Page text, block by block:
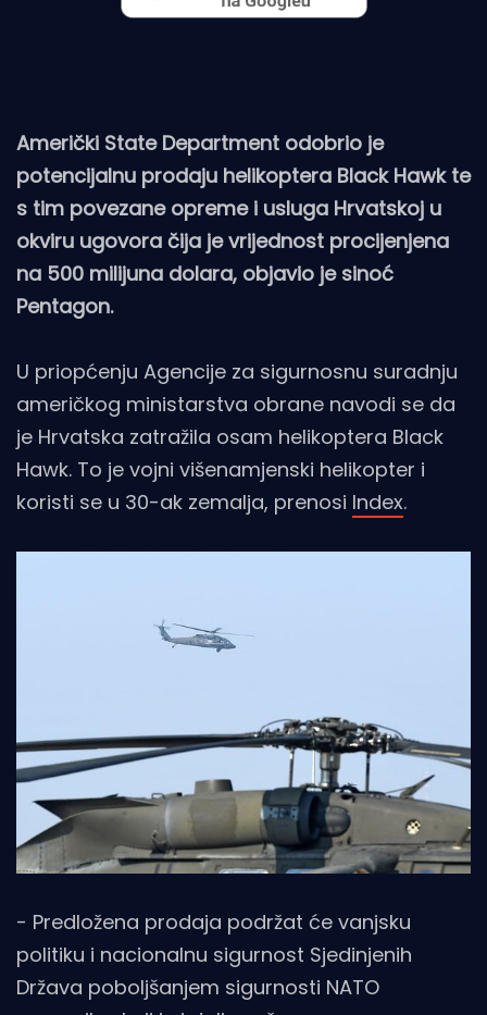
Američki State Department odobrio je
potencijalnu prodaju helikoptera Black Hawk te
s tim povezane opreme i usluga Hrvatskoj u
okviru ugovora čija je vrijednost procijenjena
na 500 milijuna dolara, objavio je sinoć
Pentagon.
U priopćenju Agencije za sigurnosnu suradnju
američkog ministarstva obrane navodi se da
je Hrvatska zatražila osam helikoptera Black
Hawk. To je vojni višenamjenski helikopter i
koristi se u 30-ak zemalja, prenosi Index.
- Predložena prodaja podržat će vanjsku
politiku i nacionalnu sigurnost Sjedinjenih
Država poboljšanjem sigurnosti NATO